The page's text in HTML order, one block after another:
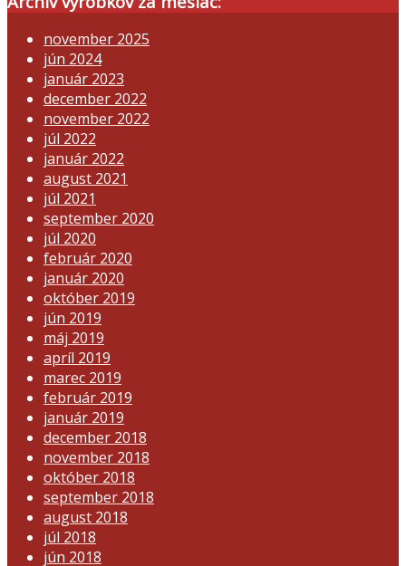
november 2025
jún 2024
január 2023
december 2022
november 2022
júl 2022
január 2022
august 2021
júl 2021
september 2020
júl 2020
február 2020
január 2020
október 2019
jún 2019
máj 2019
apríl 2019
marec 2019
február 2019
január 2019
december 2018
november 2018
október 2018
september 2018
august 2018
júl 2018
jún 2018